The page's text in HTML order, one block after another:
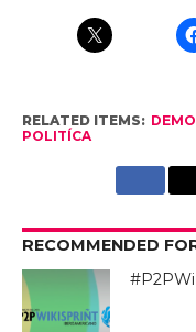
RELATED ITEMS:
POLITÍCA
RECOMMENDED